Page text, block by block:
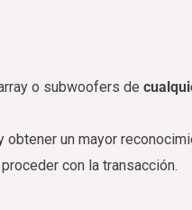
o subwoofers de
obtener un mayor
con la transacción.